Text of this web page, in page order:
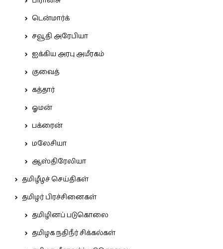
டென்மார்க்
சவூதி அரேபியா
ஐக்கிய அரபு அமீரகம்
குவைத்
கத்தார்
ஓமன்
பக்ரைன்
மலேசியா
ஆஸ்திரேலியா
தமிழீழச் செய்திகள்
தமிழர் பிரச்சினைகள்
தமிழினப் படுகொலை
தமிழக நதிநீர் சிக்கல்கள்